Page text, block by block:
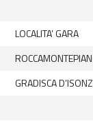
LOCALITA’ GARA
GRADISCA